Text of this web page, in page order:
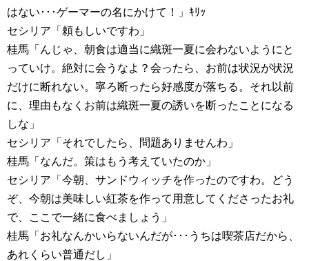
はない･･･ゲーマーの名にかけて！」ｷﾘｯ
セシリア「頼もしいですわ」
桂馬「んじゃ、朝食は適当に織斑一夏に会わないようにと
っていけ。絶対に会うなよ？会ったら、お前は状況が状況
だけに断れない。寧ろ断ったら好感度が落ちる。それ以前
に、理由もなくお前は織斑一夏の誘いを断ったことになる
しな」
セシリア「それでしたら、問題ありませんわ」
桂馬「なんだ。策はもう考えていたのか」
セシリア「今朝、サンドウィッチを作ったのですわ。どう
ぞ、今朝は美味しい紅茶を作って用意してくださったお礼
で、ここで一緒に食べましょう」
桂馬「お礼なんかいらないんだが･･･うちは喫茶店だから、
あれくらい普通だし」